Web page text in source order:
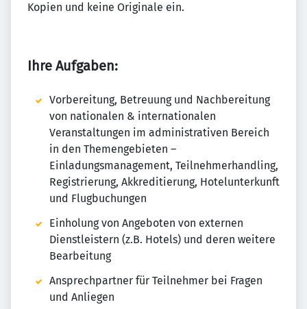
Kopien und keine Originale ein.
Ihre Aufgaben:
Vorbereitung, Betreuung und Nachbereitung
von nationalen & internationalen
Veranstaltungen im administrativen Bereich
in den Themengebieten –
Einladungsmanagement, Teilnehmerhandling,
Registrierung, Akkreditierung, Hotelunterkunft
und Flugbuchungen
Einholung von Angeboten von externen
Dienstleistern (z.B. Hotels) und deren weitere
Bearbeitung
Ansprechpartner für Teilnehmer bei Fragen
und Anliegen